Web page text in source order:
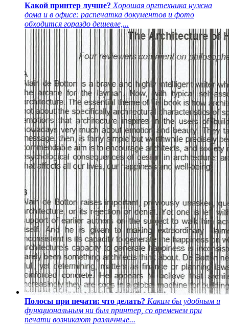
Какой принтер лучше? Хорошая оргтехника нужна
дома и в офисе: распечатка документов и фото
обходится гораздо дешевле,...
Полосы при печати: что делать? Каким бы удобным и
функциональным ни был принтер, со временем при
печати возникают различные...